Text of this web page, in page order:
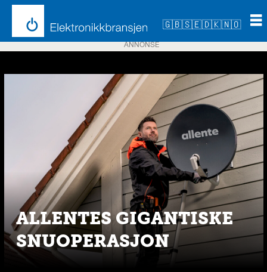
🇬🇧🇸🇪🇩🇰🇳🇴
Emne:
tilbydere
ANNONSE
ALLENTES GIGANTISKE
SNUOPERASJON